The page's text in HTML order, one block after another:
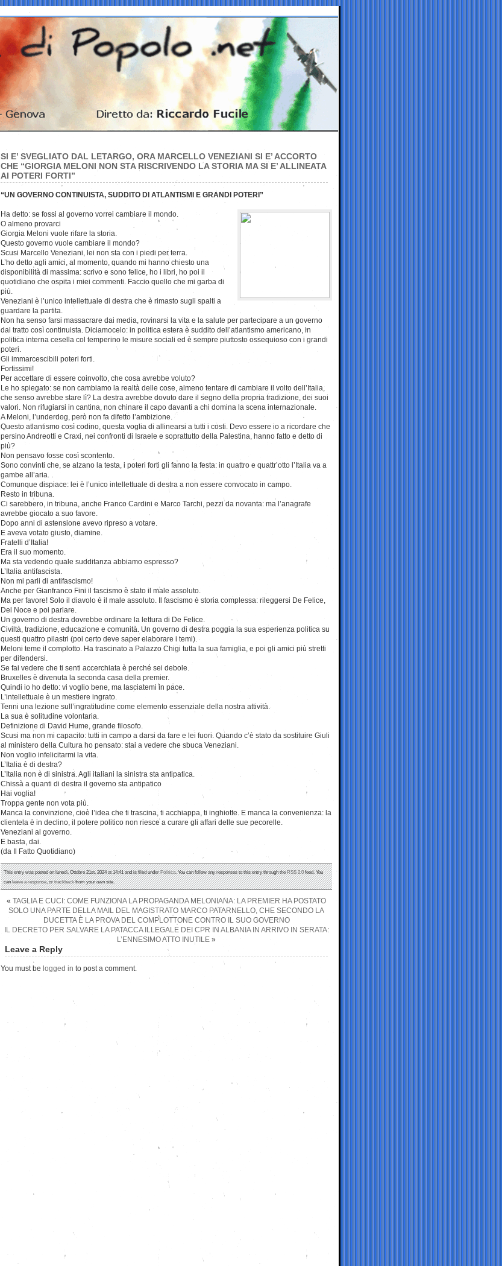
SI E’ SVEGLIATO DAL LETARGO, ORA MARCELLO VENEZIANI SI E’ ACCORTO
CHE “GIORGIA MELONI NON STA RISCRIVENDO LA STORIA MA SI E’ ALLINEATA
AI POTERI FORTI”
“UN GOVERNO CONTINUISTA, SUDDITO DI ATLANTISMI E GRANDI POTERI”
Ha detto: se fossi al governo vorrei cambiare il mondo.
O almeno provarci
Giorgia Meloni vuole rifare la storia.
Questo governo vuole cambiare il mondo?
Scusi Marcello Veneziani, lei non sta con i piedi per terra.
L’ho detto agli amici, al momento, quando mi hanno chiesto una
disponibilità di massima: scrivo e sono felice, ho i libri, ho poi il
quotidiano che ospita i miei commenti. Faccio quello che mi garba di
più.
Veneziani è l’unico intellettuale di destra che è rimasto sugli spalti a
guardare la partita.
Non ha senso farsi massacrare dai media, rovinarsi la vita e la salute per partecipare a un governo
dal tratto così continuista. Diciamocelo: in politica estera è suddito dell’atlantismo americano, in
politica interna cesella col temperino le misure sociali ed è sempre piuttosto ossequioso con i grandi
poteri.
Gli immarcescibili poteri forti.
Fortissimi!
Per accettare di essere coinvolto, che cosa avrebbe voluto?
Le ho spiegato: se non cambiamo la realtà delle cose, almeno tentare di cambiare il volto dell’Italia,
che senso avrebbe stare lì? La destra avrebbe dovuto dare il segno della propria tradizione, dei suoi
valori. Non rifugiarsi in cantina, non chinare il capo davanti a chi domina la scena internazionale.
A Meloni, l’underdog, però non fa difetto l’ambizione.
Questo atlantismo così codino, questa voglia di allinearsi a tutti i costi. Devo essere io a ricordare che
persino Andreotti e Craxi, nei confronti di Israele e soprattutto della Palestina, hanno fatto e detto di
più?
Non pensavo fosse così scontento.
Sono convinti che, se alzano la testa, i poteri forti gli fanno la festa: in quattro e quattr’otto l’Italia va a
gambe all’aria. .
Comunque dispiace: lei è l’unico intellettuale di destra a non essere convocato in campo.
Resto in tribuna.
Ci sarebbero, in tribuna, anche Franco Cardini e Marco Tarchi, pezzi da novanta: ma l’anagrafe
avrebbe giocato a suo favore.
Dopo anni di astensione avevo ripreso a votare.
E aveva votato giusto, diamine.
Fratelli d’Italia!
Era il suo momento.
Ma sta vedendo quale sudditanza abbiamo espresso?
L’Italia antifascista.
Non mi parli di antifascismo!
Anche per Gianfranco Fini il fascismo è stato il male assoluto.
Ma per favore! Solo il diavolo è il male assoluto. Il fascismo è storia complessa: rileggersi De Felice,
Del Noce e poi parlare.
Un governo di destra dovrebbe ordinare la lettura di De Felice.
Civiltà, tradizione, educazione e comunità. Un governo di destra poggia la sua esperienza politica su
questi quattro pilastri (poi certo deve saper elaborare i temi).
Meloni teme il complotto. Ha trascinato a Palazzo Chigi tutta la sua famiglia, e poi gli amici più stretti
per difendersi.
Se fai vedere che ti senti accerchiata è perché sei debole.
Bruxelles è divenuta la seconda casa della premier.
Quindi io ho detto: vi voglio bene, ma lasciatemi in pace.
L’intellettuale è un mestiere ingrato.
Tenni una lezione sull’ingratitudine come elemento essenziale della nostra attività.
La sua è solitudine volontaria.
Definizione di David Hume, grande filosofo.
Scusi ma non mi capacito: tutti in campo a darsi da fare e lei fuori. Quando c’è stato da sostituire Giuli
al ministero della Cultura ho pensato: stai a vedere che sbuca Veneziani.
Non voglio infelicitarmi la vita.
L’Italia è di destra?
L’Italia non è di sinistra. Agli italiani la sinistra sta antipatica.
Chissà a quanti di destra il governo sta antipatico
Hai voglia!
Troppa gente non vota più.
Manca la convinzione, cioè l’idea che ti trascina, ti acchiappa, ti inghiotte. E manca la convenienza: la
clientela è in declino, il potere politico non riesce a curare gli affari delle sue pecorelle.
Veneziani al governo.
E basta, dai.
(da Il Fatto Quotidiano)
This entry was posted on lunedì, Ottobre 21st, 2024 at 14:41 and is filed underPolitica. You can follow any responses to this entry through theRSS 2.0feed. You
canleave a response, ortrackbackfrom your own site.
« TAGLIA E CUCI: COME FUNZIONA LA PROPAGANDA MELONIANA: LA PREMIER HA POSTATO
SOLO UNA PARTE DELLA MAIL DEL MAGISTRATO MARCO PATARNELLO, CHE SECONDO LA
DUCETTA È LA PROVA DEL COMPLOTTONE CONTRO IL SUO GOVERNO
IL DECRETO PER SALVARE LA PATACCA ILLEGALE DEI CPR IN ALBANIA IN ARRIVO IN SERATA:
L’ENNESIMO ATTO INUTILE »
Leave a Reply
You must be logged in to post a comment.